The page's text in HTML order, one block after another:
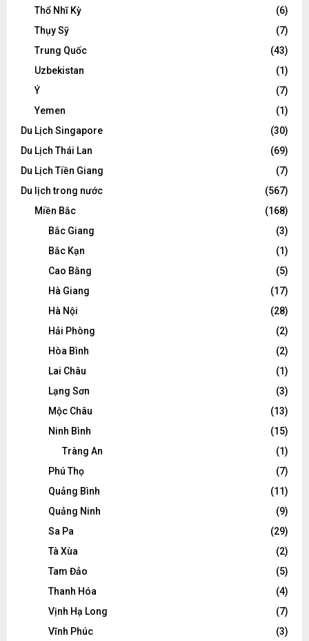
Thổ Nhĩ Kỳ
(6)
Thụy Sỹ
(7)
Trung Quốc
(43)
Uzbekistan
(1)
Ý
(7)
Yemen
(1)
Du Lịch Singapore
(30)
Du Lịch Thái Lan
(69)
Du Lịch Tiền Giang
(7)
Du lịch trong nước
(567)
Miền Bắc
(168)
Bắc Giang
(3)
Bắc Kạn
(1)
Cao Bằng
(5)
Hà Giang
(17)
Hà Nội
(28)
Hải Phòng
(2)
Hòa Bình
(2)
Lai Châu
(1)
Lạng Sơn
(3)
Mộc Châu
(13)
Ninh Bình
(15)
Tràng An
(1)
Phú Thọ
(7)
Quảng Bình
(11)
Quảng Ninh
(9)
Sa Pa
(29)
Tà Xùa
(2)
Tam Đảo
(5)
Thanh Hóa
(4)
Vịnh Hạ Long
(7)
Vĩnh Phúc
(3)